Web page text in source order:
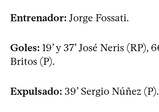
Entrenador: Jorge Fossati.
Goles: 19’ y 37’ José Neris (RP),
Britos (P).
Expulsado: 39’ Sergio Núñez (P).